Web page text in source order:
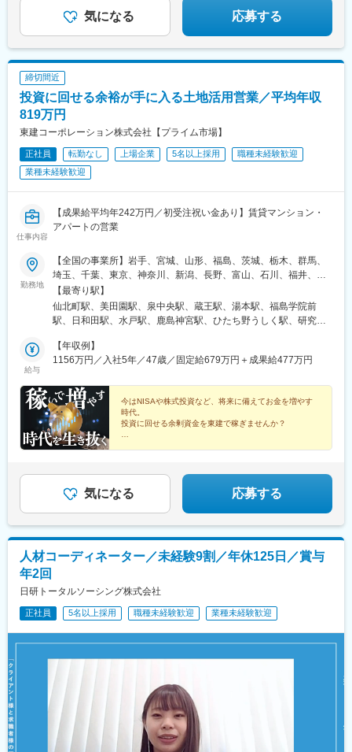
盤駅(京都府)、大宮駅(京都府)、旧居留地・大丸前駅、花隈駅、神
戸三宮駅(阪神)、中埠頭駅、春日野道駅(阪神線)、赤坂駅(福岡
駅、鹿児島中央駅、水道町駅、下板橋駅
和田町駅、鷺沼駅、川崎駅、高津駅(神奈川県)、よみうりランドス
テイション駅、南橋本駅、大和駅(神奈川県)、中央林間駅、汐入
駅、大森台駅、蘇我駅、本千葉駅、葭川公園駅、浜野駅、京成船
橋駅、新船橋駅、公津の杜駅、柏駅、船橋駅、印旛日本医大駅、
印西牧の原駅、鉄道博物館駅、さいたま新都心駅、川口駅、北大
宮駅、大宮駅(埼玉県)、東大宮駅、与野本町駅、南与野駅、北本
駅、和光市駅、浦和駅、今羽駅、東宮原駅、大阪上本町駅、本町
駅、谷町四丁目駅、なんば駅(地下鉄)、大阪ビジネスパーク駅、心
斎橋駅、森ノ宮駅、長堀橋駅、近鉄日本橋駅、北浜駅(大阪府)、淀
屋橋駅、堺東駅、上野芝駅、西三荘駅、堺筋本町駅、名鉄名古屋
駅、名古屋駅、矢場町駅、久屋大通駅、神領駅、荒子川公園駅、
光寺駅、高蔵寺駅、春日井駅(中央本線)、中部国際空港駅(鉄道)、
京都河原町駅、学研奈良登美ケ丘駅、烏丸駅、小倉駅(京都府)、伊
ランド駅、三宮駅(神戸市営)、県庁前駅(兵庫県)、大倉山駅(兵庫
県)、三ノ宮駅、市民広場駅、計算科学センター駅、貿易センター
駅、灘駅、天神南駅、天神駅、平和通駅、博多駅、白木原駅、春
日原駅、渡辺通駅、恵庭駅、新さっぽろ駅、西１１丁目駅、バス
センター前駅、豊水すすきの駅、中央区役所前駅、東本願寺前
駅、西１５丁目駅、泉中央駅、古川駅、中野栄駅、広瀬通駅、岩
切駅、上島駅、高塚駅、遠州小松駅、日吉町駅、曳馬駅、積志
駅、みらい平駅、竜ケ崎駅、研究学園駅、玖村駅、井口駅(広島
県)、比治山下駅、矢野駅、向洋駅、岡山駅前駅、三菱自工前駅、
ケ原駅、明野駅、新鵜沼駅、小泉駅、多治見駅、上呂駅、南草津
駅、手原駅、栗東駅、上所駅、白山駅(新潟県)、高崎駅、境町駅、
新伊勢崎駅、小山駅、東宿郷駅、清陵高校前駅、湯本駅、郡山駅
(福島県)、郡山富田駅、てだこ浦西駅、美栄橋駅、壺川駅、安里
駅、都通駅、栗野駅、真幸駅、水前寺駅、藤崎宮前駅、河原町駅
崎駅、青森駅、吹越駅、西金沢駅、西泉駅、銀座一丁目駅、新板
橋駅、東銀座駅、さっぽろ駅、仙台駅、虎ノ門ヒルズ駅、新静岡
駅、近鉄名古屋駅、北鉄金沢駅、稲荷町駅(広島県)、櫛田神社前
駅、旭橋駅、住吉駅(東京都)、表参道駅、恵比寿駅、代々木八幡
駅、原宿駅、参宮橋駅、西早稲田駅、麹町駅、東新宿駅、新宿
駅、二重橋前駅、秋葉原駅、上野駅、鶯谷駅、京急蒲田駅、宝町
駅(東京都)、月島駅、茅場町駅、築地駅、三越前駅、新橋駅、中野
島町駅、桜木町駅、阪東橋駅、上星川駅、二子新地駅、横須賀
駅、新杉田駅、東千葉駅、市川駅、千葉駅、県庁前駅(千葉県)、東
海神駅、北与野駅、加茂宮駅、谷町九丁目駅、天満橋駅、大阪難
波駅、大阪城公園駅、京橋駅(大阪府)、四ツ橋駅、玉造駅、日本橋
社駅、神戸駅(兵庫県)、神戸三宮駅(阪急・神戸高速)、元町駅(兵庫
県)、西元町駅、三宮駅(神戸新交通)、南公園駅、医療センター
駅、三宮・花時計前駅、岩屋駅(兵庫県)、西鉄福岡駅、小倉駅(福
岡県)、東比恵駅、大野城駅、春日駅(福岡県)、薬院駅、新札幌
駅、すすきの駅、西８丁目駅、西線６条駅、あおば通駅、比治山
気になる 応募する
締切間近
投資に回せる余裕が手に入る土地活用営業／平均年収
819万円
東建コーポレーション株式会社【プライム市場】
正社員 転勤なし 上場企業 5名以上採用
職種未経験歓迎
業種未経験歓迎
仕事内容
【成果給平均年242万円／初受注祝い金あり】賃貸マンション・
アパートの営業
勤務地
【全国の事業所】岩手、宮城、山形、福島、茨城、栃木、群馬、
埼玉、千葉、東京、神奈川、新潟、長野、富山、石川、福井、岐
阜、静岡、愛知、三重、滋賀、京都、大阪、兵庫、奈良、島根、
鳥取、岡山、広島、山口、愛媛、高知、福岡、長崎、熊本、大
分、宮崎、鹿児島、沖縄◎U・Iターン歓迎します◎転居を伴う異
はHPより確認できます企業・IR情報ページから「全国支店情報」
にてご覧いただけます※受動喫煙対策：屋内全面禁煙
【最寄り駅】
仙北町駅、美田園駅、泉中央駅、蔵王駅、湯本駅、福島学院前
駅、日和田駅、水戸駅、鹿島神宮駅、ひたち野うしく駅、研究学
し駅、新潟駅、善光寺下駅、平田駅(長野県)、東武宇都宮駅、京成
成田駅、おゆみ野駅、村上駅(千葉県)、新千葉駅、新鎌ケ谷駅、上
駅、越谷レイクタウン駅、戸塚安行駅、北春日部駅、浦和美園
駅、北朝霞駅、西大宮駅、桶川駅、新河岸駅、所沢駅、若葉駅、
籠原駅、西葛西駅、京成上野駅、谷在家駅、練馬駅、三鷹台駅、
矢野口駅、砂川七番駅、豊田駅、秋川駅、淵野辺駅、京急川崎
駅、津田山駅、三ツ沢上町駅、センター南駅、中田駅(神奈川県)、
駅、本厚木駅、鴨宮駅、とうきょうスカイツリー駅、蒲田駅、新
中野駅、御殿場駅、沼津駅、入山瀬駅、静岡駅、高塚駅、船町
駅、愛環梅坪駅、大門駅(愛知県)、東刈谷駅、はなみずき通駅、徳
県)、守山駅、瀬田駅(滋賀県)、伏見駅(京都府)、二条城前駅、福知
駅、阿波座駅、少路駅、茨木駅、西中島南方駅、二階堂駅、尼ケ
駅、手柄駅、鳥取駅、東山公園駅(鳥取県)、出雲市駅、東岡山駅、
備前西市駅、西富井駅、新倉敷駅、東福山駅、西条駅(広島県)、広
島駅、三滝駅、新南陽駅、土居田駅、高知駅、新下関駅、下曽根
駅、本城駅、肥前旭駅、竹下駅、新宮中央駅、下山門駅、現川
駅、三里木駅、西熊本駅、賀来駅、南宮崎駅、市立病院前駅(鹿児
島県)、てだこ浦西駅、古島駅、卸町駅、権堂駅、成田駅、西登戸
駅、初富駅、西船橋駅、朝霞台駅、上野駅、桜台駅(東京都)、京王
よみうりランド駅、泉体育館駅、南平駅、川崎駅、押上駅、京急
蒲田駅、梅坪駅、近鉄名古屋駅、南荒子駅、中川原駅、商工会議
所前駅、烏丸御池駅、なかもず駅、谷町九丁目駅、西大橋駅、南
給与
【年収例】
1156万円／入社5年／47歳／固定給679万円＋成果給477万円
今はNISAや株式投資など、将来に備えてお金を増やす
時代。
投資に回せる余剰資金を東建で稼ぎませんか？
◎年休123日／残業月15ｈ以下
◎学歴・年齢・経験不問！
気になる 応募する
人材コーディネーター／未経験9割／年休125日／賞与
年2回
日研トータルソーシング株式会社
正社員 5名以上採用 職種未経験歓迎 業種未経験歓迎